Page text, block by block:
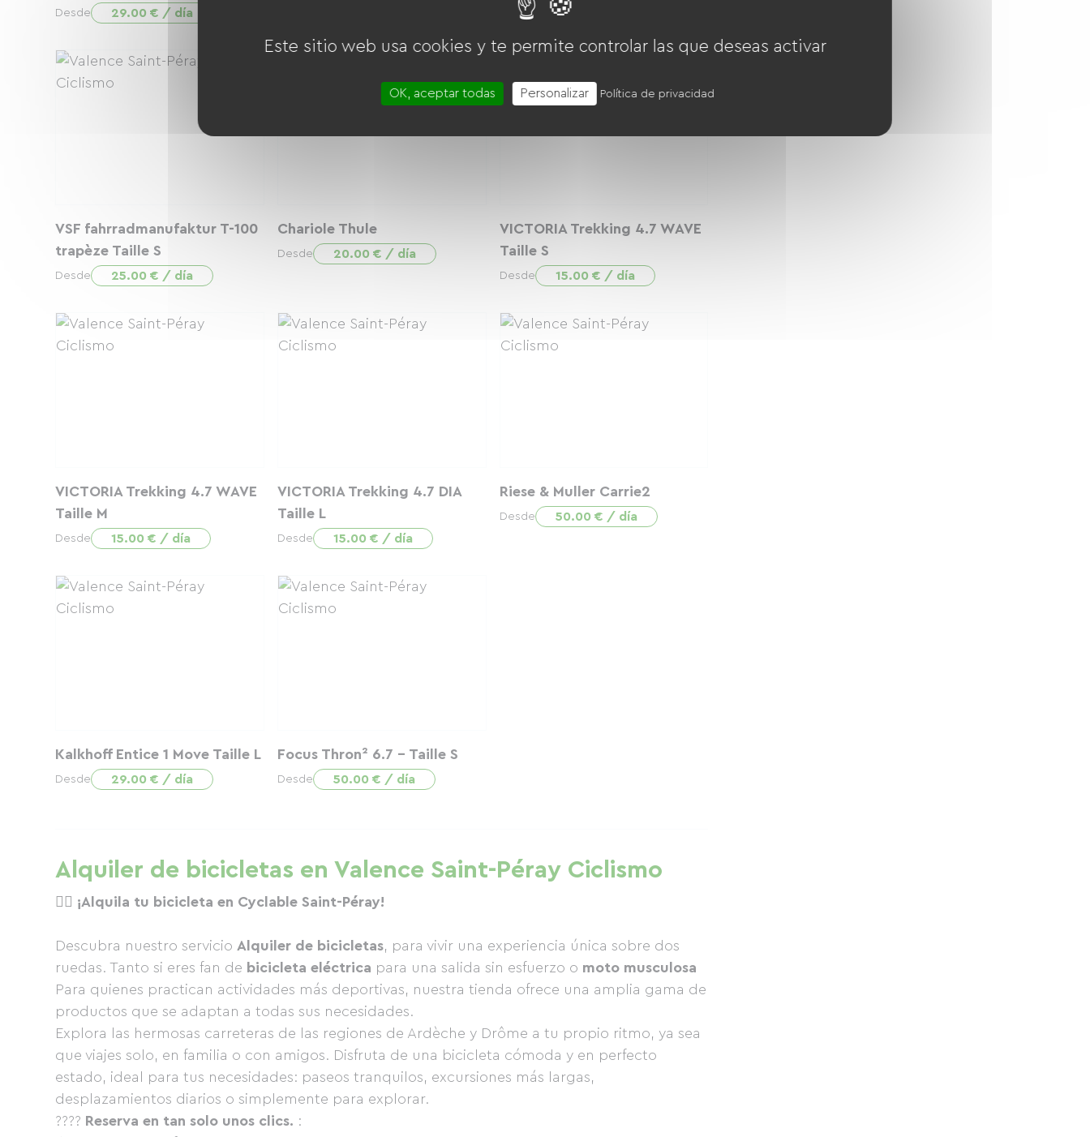
Desde 29.00 € / día Desde 25.00 € / día
VSF fahrradmanufaktur T-100
trapèze Taille S
Desde 25.00 € / día
Chariole Thule
Desde 20.00 € / día
VICTORIA Trekking 4.7 WAVE
Taille S
Desde 15.00 € / día
VICTORIA Trekking 4.7 WAVE
Taille M
Desde 15.00 € / día
VICTORIA Trekking 4.7 DIA
Taille L
Desde 15.00 € / día
Riese & Muller Carrie2
Desde 50.00 € / día
Kalkhoff Entice 1 Move Taille L
Desde 29.00 € / día
Focus Thron² 6.7 - Taille S
Desde 50.00 € / día
Alquiler de bicicletas en Valence Saint-Péray Ciclismo
🚴‍♀️ ¡Alquila tu bicicleta en Cyclable Saint-Péray!
Descubra nuestro servicio Alquiler de bicicletas, para vivir una experiencia única sobre dos
ruedas. Tanto si eres fan de bicicleta eléctrica para una salida sin esfuerzo o moto musculosa
Para quienes practican actividades más deportivas, nuestra tienda ofrece una amplia gama de
productos que se adaptan a todas sus necesidades.
Explora las hermosas carreteras de las regiones de Ardèche y Drôme a tu propio ritmo, ya sea
que viajes solo, en familia o con amigos. Disfruta de una bicicleta cómoda y en perfecto
estado, ideal para tus necesidades: paseos tranquilos, excursiones más largas,
desplazamientos diarios o simplemente para explorar.
???? Reserva en tan solo unos clics. :
Este sitio web usa cookies y te permite controlar las que deseas activar
OK, aceptar todas Personalizar Política de privacidad